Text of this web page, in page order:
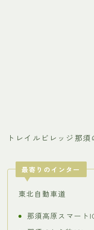
トレイルビレッジ那
最寄りのインター
東北自動車道
那須高原スマート